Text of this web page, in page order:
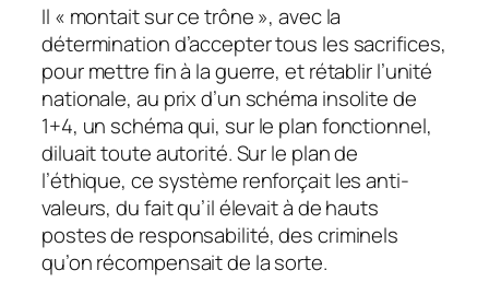
Il « montait sur ce trône », avec la
détermination d’accepter tous les sacrifices,
pour mettre fin à la guerre, et rétablir l’unité
nationale, au prix d’un schéma insolite de
1+4, un schéma qui, sur le plan fonctionnel,
diluait toute autorité. Sur le plan de
l’éthique, ce système renforçait les anti-
valeurs, du fait qu’il élevait à de hauts
postes de responsabilité, des criminels
qu’on récompensait de la sorte.